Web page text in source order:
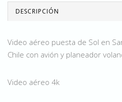
DESCRIPCIÓN
Video aéreo puesta de Sol en
Chile con avión y planeador
Video aéreo 4k